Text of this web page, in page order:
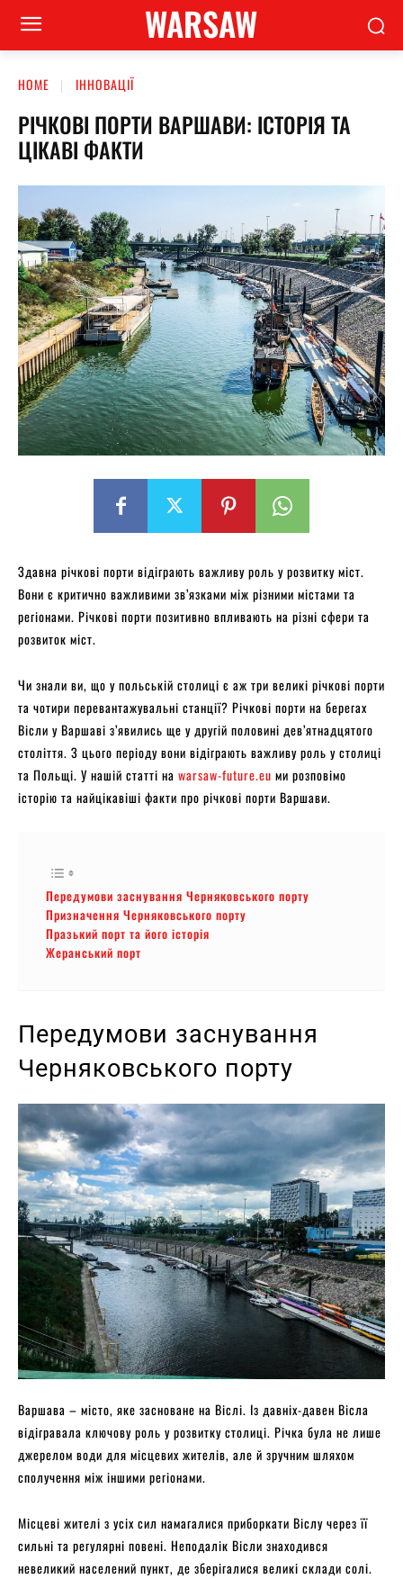
WARSAW
HOME ІННОВАЦІЇ
РІЧКОВІ ПОРТИ ВАРШАВИ: ІСТОРІЯ ТА
ЦІКАВІ ФАКТИ
Здавна річкові порти відіграють важливу роль у розвитку міст.
Вони є критично важливими зв’язками між різними містами та
регіонами. Річкові порти позитивно впливають на різні сфери та
розвиток міст.
Чи знали ви, що у польській столиці є аж три великі річкові порти
та чотири перевантажувальні станції? Річкові порти на берегах
Вісли у Варшаві з’явились ще у другій половині дев’ятнадцятого
століття. З цього періоду вони відіграють важливу роль у столиці
та Польщі. У нашій статті на warsaw-future.eu ми розповімо
історію та найцікавіші факти про річкові порти Варшави.
Передумови заснування Черняковського порту
Призначення Черняковського порту
Празький порт та його історія
Жеранський порт
Передумови заснування
Черняковського порту
Варшава – місто, яке засноване на Віслі. Із давніх-давен Вісла
відігравала ключову роль у розвитку столиці. Річка була не лише
джерелом води для місцевих жителів, але й зручним шляхом
сполучення між іншими регіонами.
Місцеві жителі з усіх сил намагалися приборкати Віслу через її
сильні та регулярні повені. Неподалік Вісли знаходився
невеликий населений пункт, де зберігалися великі склади солі.